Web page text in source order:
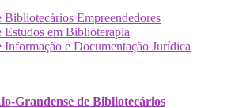
Bibliotecários Empreendedores
Estudos em Biblioterapia
Informação e Documentação Jurídica
Grandense de Bibliotecários